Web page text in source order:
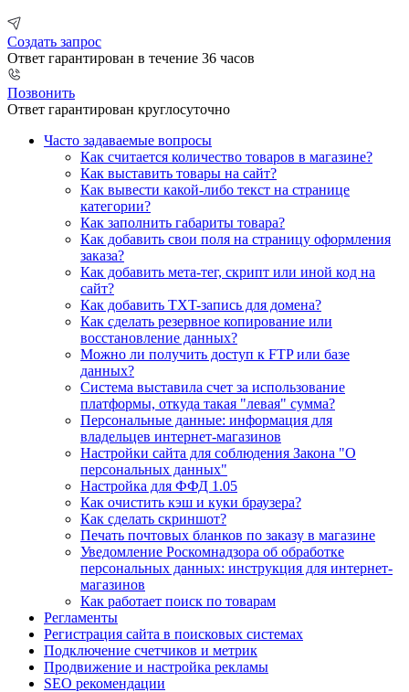
Создать запрос
Ответ гарантирован в течение 36 часов
Позвонить
Ответ гарантирован круглосуточно
Часто задаваемые вопросы
Как считается количество товаров в магазине?
Как выставить товары на сайт?
Как вывести какой-либо текст на странице
категории?
Как заполнить габариты товара?
Как добавить свои поля на страницу оформления
заказа?
Как добавить мета-тег, скрипт или иной код на
сайт?
Как добавить TXT-запись для домена?
Как сделать резервное копирование или
восстановление данных?
Можно ли получить доступ к FTP или базе
данных?
Система выставила счет за использование
платформы, откуда такая "левая" сумма?
Персональные данные: информация для
владельцев интернет-магазинов
Настройки сайта для соблюдения Закона "О
персональных данных"
Настройка для ФФД 1.05
Как очистить кэш и куки браузера?
Как сделать скриншот?
Печать почтовых бланков по заказу в магазине
Уведомление Роскомнадзора об обработке
персональных данных: инструкция для интернет-
магазинов
Как работает поиск по товарам
Регламенты
Регистрация сайта в поисковых системах
Подключение счетчиков и метрик
Продвижение и настройка рекламы
SEO рекомендации